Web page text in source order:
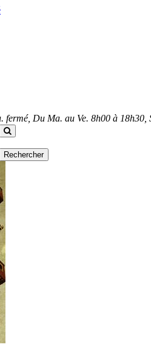
fermé, Du Ma. au Ve. 8h00 à 18h30,
Rechercher